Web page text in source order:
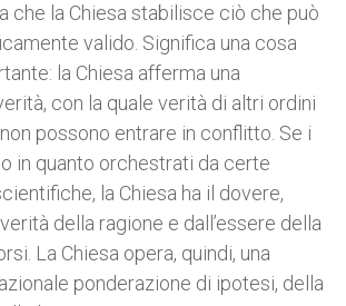
che la Chiesa stabilisce ciò che può
valido. Significa una cosa
la Chiesa afferma una
con la quale verità di altri ordini
possono entrare in conflitto. Se i
in quanto orchestrati da certe
la Chiesa ha il dovere,
della ragione e dall’essere della
La Chiesa opera, quindi, una
ponderazione di ipotesi, della